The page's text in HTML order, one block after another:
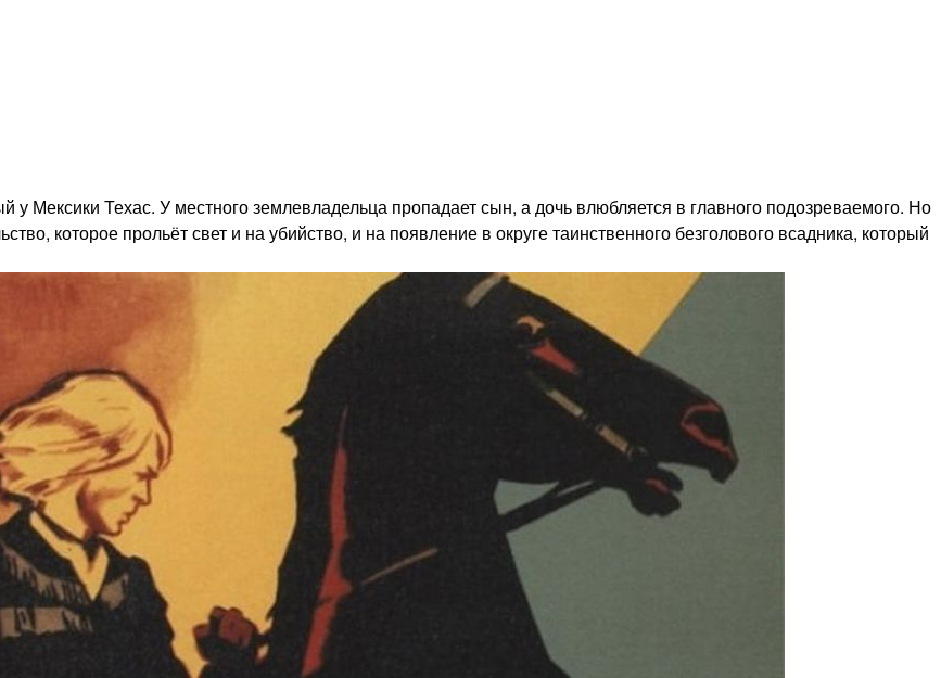
у Мексики Техас. У местного землевладельца пропадает сын, а дочь влюбляется в главного подозреваемого. Но
которое прольёт свет и на убийство, и на появление в округе таинственного безголового всадника, который